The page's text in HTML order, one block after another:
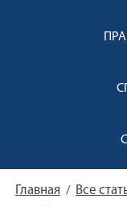
Главная / Все